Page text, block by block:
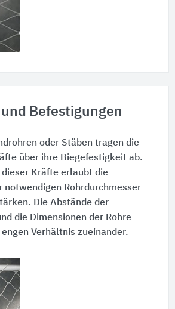
Befestigungen
oder Stäben tragen die
über ihre Biegefestigkeit ab.
dieser Kräfte erlaubt die
notwendigen Rohrdurchmesser
Die Abstände der
die Dimensionen der Rohre
Verhältnis zueinander.